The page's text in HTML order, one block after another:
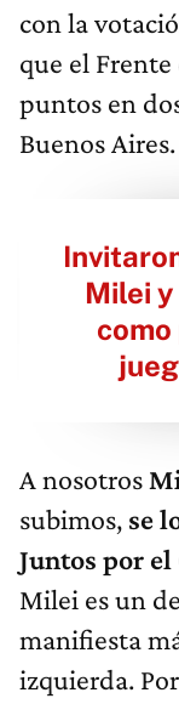
con la
que el Frente
puntos en
Buenos Aires.
Milei
A nosotros
subimos, se
Juntos por
Milei es un
manifiesta
izquierda.